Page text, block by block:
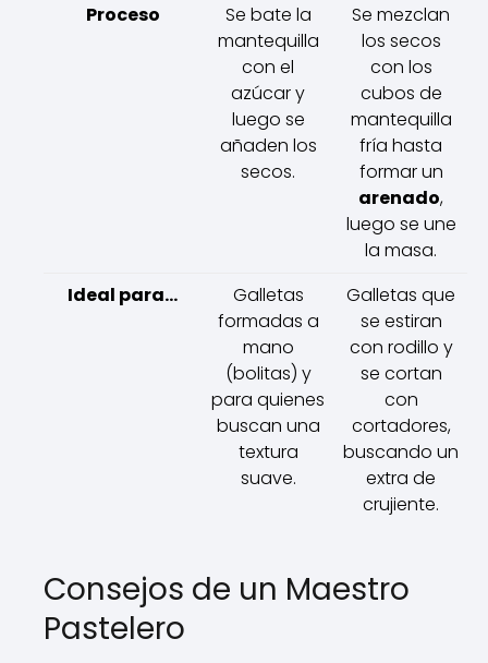
Proceso
Se bate la
mantequilla
con el
azúcar y
luego se
añaden los
secos.
Se mezclan
los secos
con los
cubos de
mantequilla
fría hasta
formar un
arenado,
luego se une
la masa.
Ideal para...
Galletas
formadas a
mano
(bolitas) y
para quienes
buscan una
textura
suave.
Galletas que
se estiran
con rodillo y
se cortan
con
cortadores,
buscando un
extra de
crujiente.
Consejos de un Maestro
Pastelero